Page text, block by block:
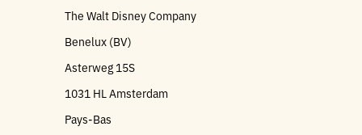
The Walt Disney Company
Benelux (BV)
Asterweg 15S
1031 HL Amsterdam
Pays-Bas